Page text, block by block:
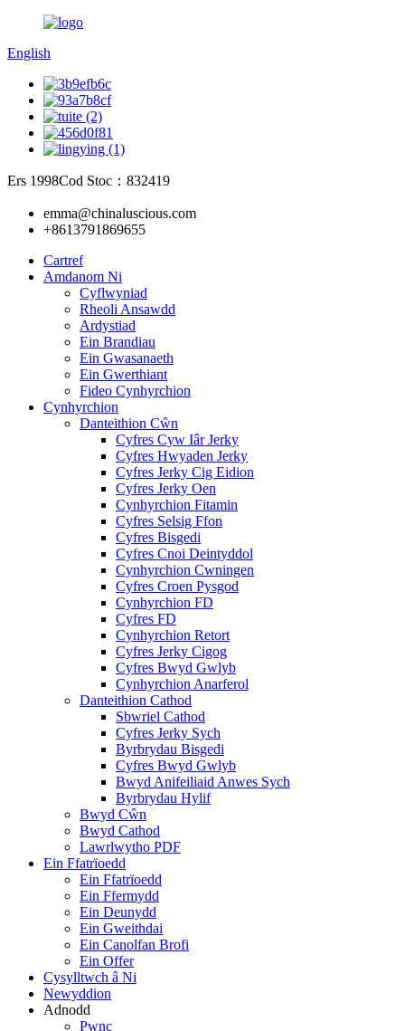
English
Ers 1998Cod Stoc：832419
emma@chinaluscious.com
+8613791869655
Cartref
Amdanom Ni
Cyflwyniad
Rheoli Ansawdd
Ardystiad
Ein Brandiau
Ein Gwasanaeth
Ein Gwerthiant
Fideo Cynhyrchion
Cynhyrchion
Danteithion Cŵn
Cyfres Cyw Iâr Jerky
Cyfres Hwyaden Jerky
Cyfres Jerky Cig Eidion
Cyfres Jerky Oen
Cynhyrchion Fitamin
Cyfres Selsig Ffon
Cyfres Bisgedi
Cyfres Cnoi Deintyddol
Cynhyrchion Cwningen
Cyfres Croen Pysgod
Cynhyrchion FD
Cyfres FD
Cynhyrchion Retort
Cyfres Jerky Cigog
Cyfres Bwyd Gwlyb
Cynhyrchion Anarferol
Danteithion Cathod
Sbwriel Cathod
Cyfres Jerky Sych
Byrbrydau Bisgedi
Cyfres Bwyd Gwlyb
Bwyd Anifeiliaid Anwes Sych
Byrbrydau Hylif
Bwyd Cŵn
Bwyd Cathod
Lawrlwytho PDF
Ein Ffatrïoedd
Ein Ffatrïoedd
Ein Ffermydd
Ein Deunydd
Ein Gweithdai
Ein Canolfan Brofi
Ein Offer
Cysylltwch â Ni
Newyddion
Adnodd
Pwnc